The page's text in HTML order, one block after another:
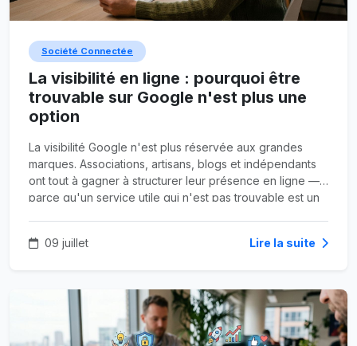
Société Connectée
La visibilité en ligne : pourquoi être
trouvable sur Google n'est plus une
option
La visibilité Google n'est plus réservée aux grandes
marques. Associations, artisans, blogs et indépendants
ont tout à gagner à structurer leur présence en ligne —
parce qu'un service utile qui n'est pas trouvable est un
09 juillet Lire la suite